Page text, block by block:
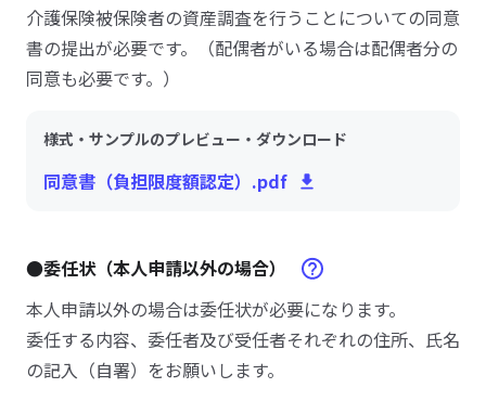
介護保険被保険者の資産調査を行うことについての同意
書の提出が必要です。（配偶者がいる場合は配偶者分の
同意も必要です。）
様式・サンプルのプレビュー・ダウンロード
同意書（負担限度額認定）.pdf
●委任状（本人申請以外の場合）
本人申請以外の場合は委任状が必要になります。
委任する内容、委任者及び受任者それぞれの住所、氏名
の記入（自署）をお願いします。